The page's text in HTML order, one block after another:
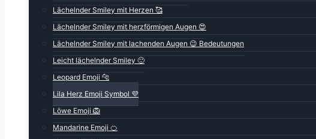
Lächelnder Smiley mit Herzen 🥰
Lächelnder Smiley mit herzförmigen Augen 😍
Lächelnder Smiley mit lachenden Augen 😉 Bedeutungen
Leicht lächelnder Smiley 🙂
Leopard Emoji 🐆
Lila Herz Emoji Symbol 💜
Löwe Emoji 🦁
Mandarine Emoji 🍊